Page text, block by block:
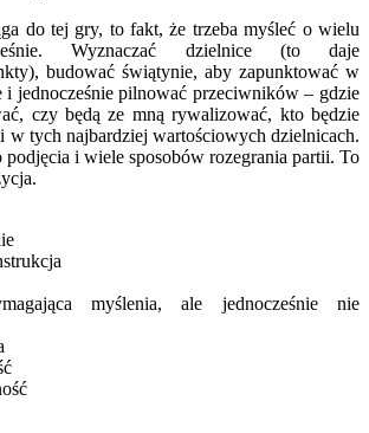
do tej gry, to fakt, że trzeba myśleć o wielu
Wyznaczać dzielnice (to daje
budować świątynie, aby zapunktować w
i jednocześnie pilnować przeciwników – gdzie
czy będą ze mną rywalizować, kto będzie
w tych najbardziej wartościowych dzielnicach.
podjęcia i wiele sposobów rozegrania partii. To
myślenia, ale jednocześnie nie